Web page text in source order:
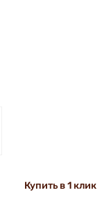
Купить в 1 клик